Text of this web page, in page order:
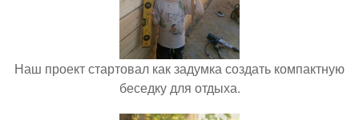
Наш проект стартовал как задумка создать компактную
беседку для отдыха.